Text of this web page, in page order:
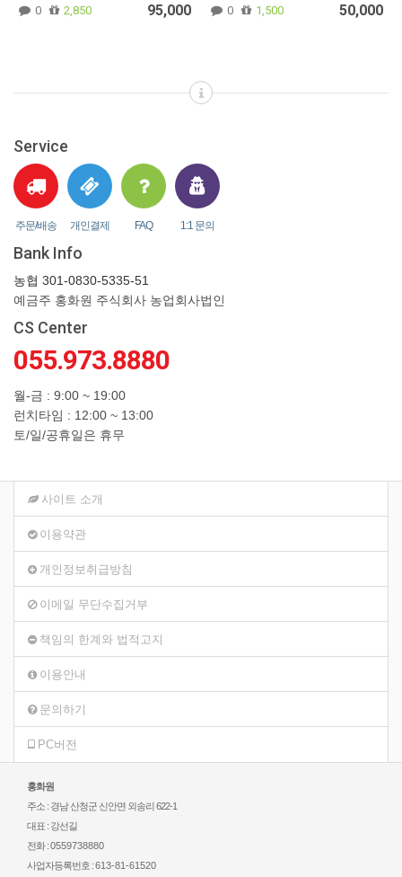
0 2,850 95,000 0 1,500 50,000
Service
주문/배송 개인결제 FAQ 1:1 문의
Bank Info
농협 301-0830-5335-51
예금주 홍화원 주식회사 농업회사법인
CS Center
055.973.8880
월-금 : 9:00 ~ 19:00
런치타임 : 12:00 ~ 13:00
토/일/공휴일은 휴무
사이트 소개
이용약관
개인정보취급방침
이메일 무단수집거부
책임의 한계와 법적고지
이용안내
문의하기
PC버전
홍화원
주소 : 경남 산청군 신안면 외송리 622-1
대표 : 강선길
전화 :0559738880
사업자등록번호 :613-81-61520